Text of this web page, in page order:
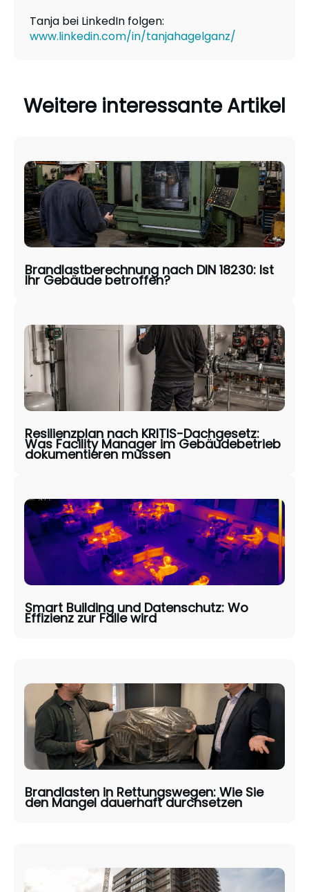
Tanja bei LinkedIn folgen:
www.linkedin.com/in/tanjahagelganz/
Weitere interessante Artikel
Brandlastberechnung nach DIN 18230: Ist
Ihr Gebäude betroffen?
Resilienzplan nach KRITIS-Dachgesetz:
Was Facility Manager im Gebäudebetrieb
dokumentieren müssen
Smart Building und Datenschutz: Wo
Effizienz zur Falle wird
Brandlasten in Rettungswegen: Wie Sie
den Mangel dauerhaft durchsetzen